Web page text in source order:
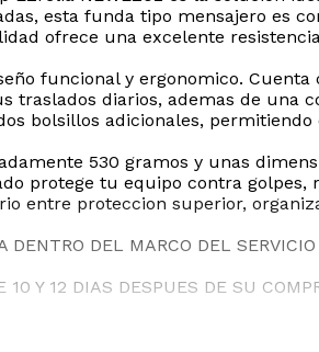
esta funda tipo mensajero es
ofrece una excelente
funcional y ergonomico.
traslados diarios, ademas de
bolsillos adicionales,
530 gramos y unas
protege tu equipo contra golpes,
entre proteccion superior,
DENTRO DEL MARCO DEL
10 Y 12 DIAS DESPUES DE SU